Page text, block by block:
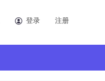
登录 注册